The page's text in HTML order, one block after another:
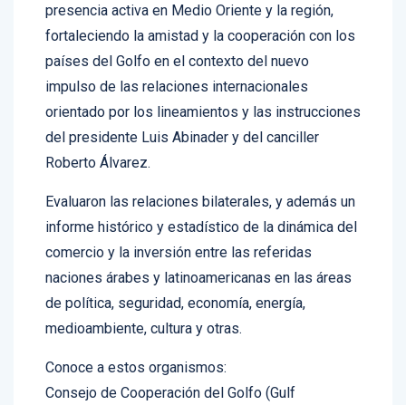
presencia activa en Medio Oriente y la región,
fortaleciendo la amistad y la cooperación con los
países del Golfo en el contexto del nuevo
impulso de las relaciones internacionales
orientado por los lineamientos y las instrucciones
del presidente Luis Abinader y del canciller
Roberto Álvarez.
Evaluaron las relaciones bilaterales, y además un
informe histórico y estadístico de la dinámica del
comercio y la inversión entre las referidas
naciones árabes y latinoamericanas en las áreas
de política, seguridad, economía, energía,
medioambiente, cultura y otras.
Conoce a estos organismos:
Consejo de Cooperación del Golfo (Gulf